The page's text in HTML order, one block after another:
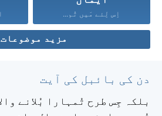
اِس لِئے مَیں تُم...
مزید
دن کی بائبل کی آیت
بلکہ جِس طرح تُمہارا بُلانے